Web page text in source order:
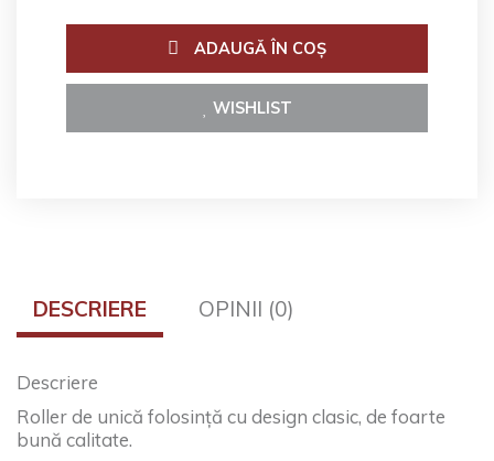
ADAUGĂ ÎN COŞ
WISHLIST
DESCRIERE OPINII (0)
Descriere
Roller de unică folosință cu design clasic, de foarte
bună calitate.